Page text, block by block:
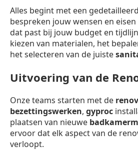
Alles begint met een
bespreken jouw wensen en
dat past bij jouw budget en
kiezen van materialen, het
het selecteren van de juiste
Uitvoering van de
Onze teams starten met de
bezettingswerken, gyproc
plaatsen van nieuwe
ervoor dat elk aspect van de
verloopt.